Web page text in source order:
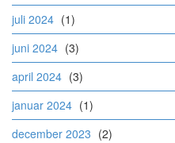
juli 2024 (1)
juni 2024 (3)
april 2024 (3)
januar 2024 (1)
december 2023 (2)